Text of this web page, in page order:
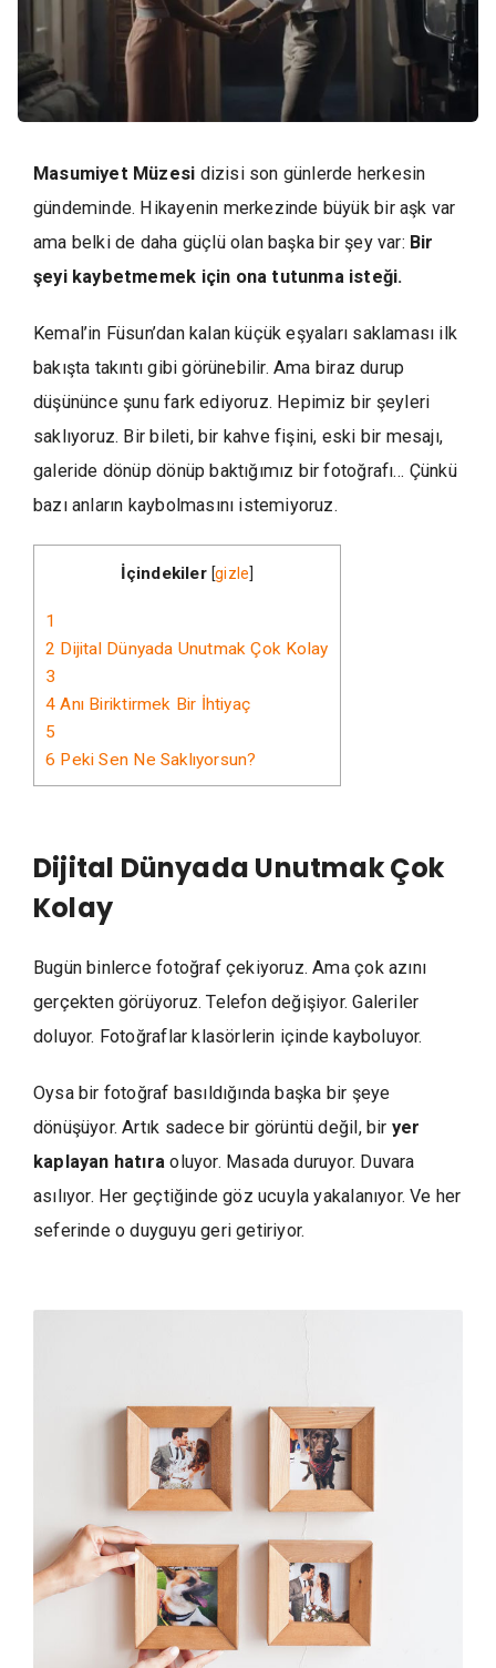
Masumiyet Müzesi dizisi son günlerde herkesin
gündeminde. Hikayenin merkezinde büyük bir aşk var
ama belki de daha güçlü olan başka bir şey var: Bir
şeyi kaybetmemek için ona tutunma isteği.
Kemal’in Füsun’dan kalan küçük eşyaları saklaması ilk
bakışta takıntı gibi görünebilir. Ama biraz durup
düşününce şunu fark ediyoruz. Hepimiz bir şeyleri
saklıyoruz. Bir bileti, bir kahve fişini, eski bir mesajı,
galeride dönüp dönüp baktığımız bir fotoğrafı… Çünkü
bazı anların kaybolmasını istemiyoruz.
İçindekiler [gizle]
1
2 Dijital Dünyada Unutmak Çok Kolay
3
4 Anı Biriktirmek Bir İhtiyaç
5
6 Peki Sen Ne Saklıyorsun?
Dijital Dünyada Unutmak Çok
Kolay
Bugün binlerce fotoğraf çekiyoruz. Ama çok azını
gerçekten görüyoruz. Telefon değişiyor. Galeriler
doluyor. Fotoğraflar klasörlerin içinde kayboluyor.
Oysa bir fotoğraf basıldığında başka bir şeye
dönüşüyor. Artık sadece bir görüntü değil, bir yer
kaplayan hatıra oluyor. Masada duruyor. Duvara
asılıyor. Her geçtiğinde göz ucuyla yakalanıyor. Ve her
seferinde o duyguyu geri getiriyor.